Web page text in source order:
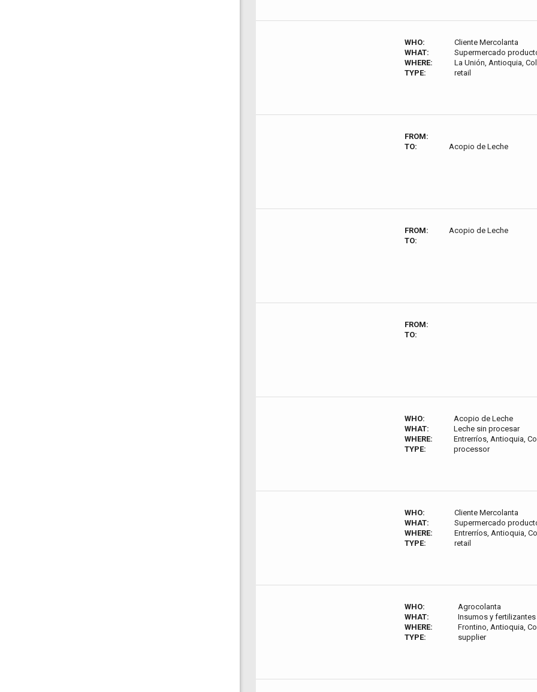
WHO:
Cliente Mercolanta
WHAT:
Supermercado
WHERE:
La Unión, Antioquia,
TYPE:
retail
FROM:
TO:
Acopio de Leche
FROM:
Acopio de Leche
TO:
FROM:
TO:
WHO:
Acopio de Leche
WHAT:
Leche sin procesar
WHERE:
Entrerríos, Antioquia,
TYPE:
processor
WHO:
Cliente Mercolanta
WHAT:
Supermercado
WHERE:
Entrerríos, Antioquia,
TYPE:
retail
WHO:
Agrocolanta
WHAT:
Insumos y
WHERE:
Frontino, Antioquia,
TYPE:
supplier